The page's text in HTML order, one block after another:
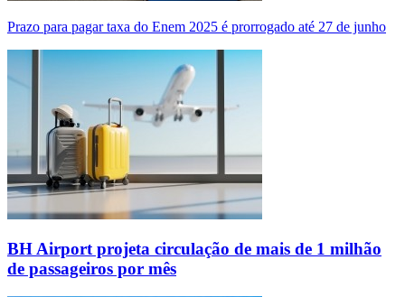
Prazo para pagar taxa do Enem 2025 é prorrogado até 27 de junho
BH Airport projeta circulação de mais de 1 milhão
de passageiros por mês